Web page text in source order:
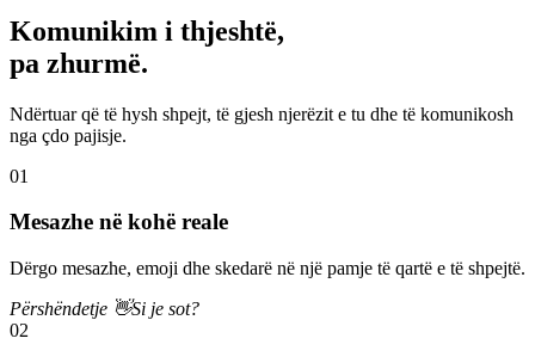
Komunikim i thjeshtë,
pa zhurmë.
Ndërtuar që të hysh shpejt, të gjesh njerëzit e tu dhe të komunikosh
nga çdo pajisje.
01
Mesazhe në kohë reale
Dërgo mesazhe, emoji dhe skedarë në një pamje të qartë e të shpejtë.
Përshëndetje 👋Si je sot?
02